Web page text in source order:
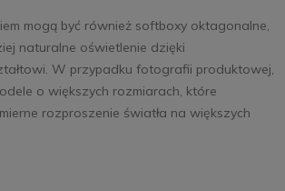
mogą być również softboxy oktagonalne,
naturalne oświetlenie dzięki
W przypadku fotografii produktowej,
o większych rozmiarach, które
rozproszenie światła na większych